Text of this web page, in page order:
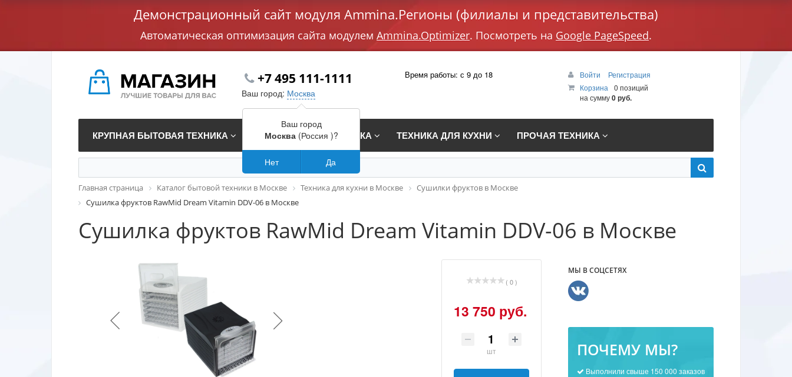
Демонстрационный сайт модуля Ammina.Регионы (филиалы и представительства)
Автоматическая оптимизация сайта модулем Ammina.Optimizer. Посмотреть на Google PageSpeed.
+7 495 111-1111
Ваш город: Москва
Время работы: с 9 до 18 Войти
Регистрация
Корзина
0 позиций
на сумму0 руб.
КРУПНАЯ БЫТОВАЯ ТЕХНИКА ВСТРАИВАЕМАЯ ТЕХНИКА ТЕХНИКА ДЛЯ КУХНИ ПРОЧАЯ ТЕХНИКА
Главная страница Каталог бытовой техники в Москве Техника для кухни в Москве
Сушилки фруктов в Москве
Сушилка фруктов RawMid Dream Vitamin DDV-06 в Москве
Сушилка фруктов RawMid Dream Vitamin DDV-06 в Москве
( 0 )
13 750 руб.
шт
МЫ В СОЦСЕТЯХ
ПОЧЕМУ МЫ?
Выполнили свыше 150 000 заказов
Ваш город
Москва(Россия )?
Нет Да